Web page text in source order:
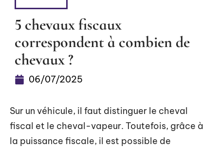
5 chevaux fiscaux
correspondent à combien de
chevaux ?
06/07/2025
Sur un véhicule, il faut distinguer le cheval
fiscal et le cheval-vapeur. Toutefois, grâce à
la puissance fiscale, il est possible de